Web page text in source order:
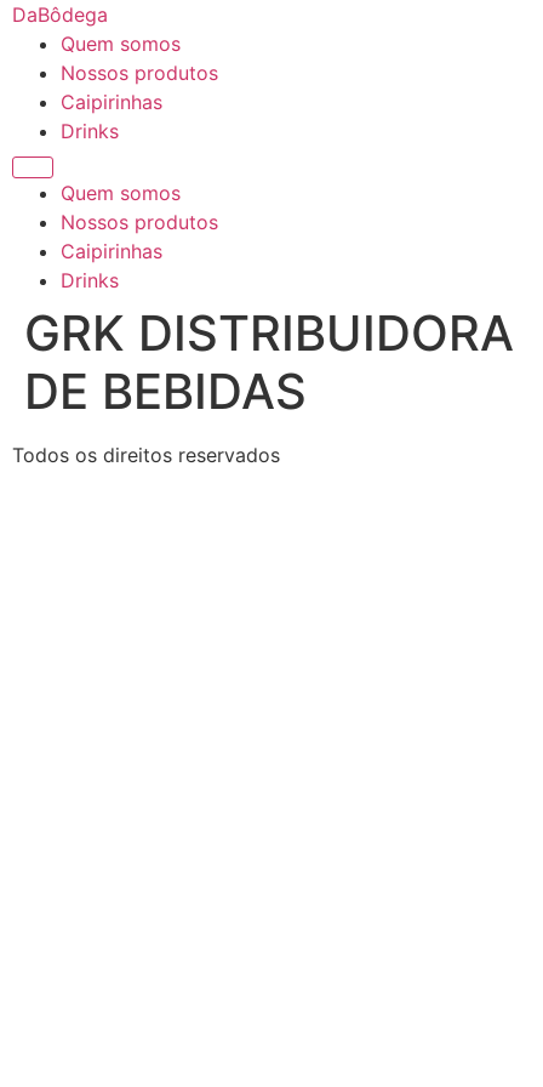
conteúdo
DaBôdega
Quem somos
Nossos produtos
Caipirinhas
Drinks
Quem somos
Nossos produtos
Caipirinhas
Drinks
GRK DISTRIBUIDORA
DE BEBIDAS
Todos os direitos reservados